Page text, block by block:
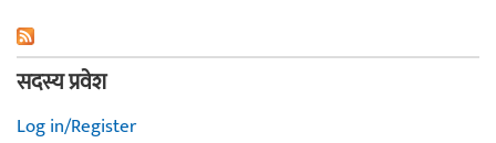
सदस्य प्रवेश
Log in/Register